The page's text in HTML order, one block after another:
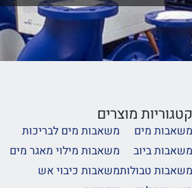
קטגוריות מוצרים
משאבות מים
משאבות ביוב
משאבות טבולות
משאבות מים לבריכות
משאבות מילוי מאגר מים
משאבות כיבוי אש